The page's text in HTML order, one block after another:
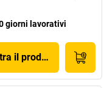
giorni lavorativi
il prodotto